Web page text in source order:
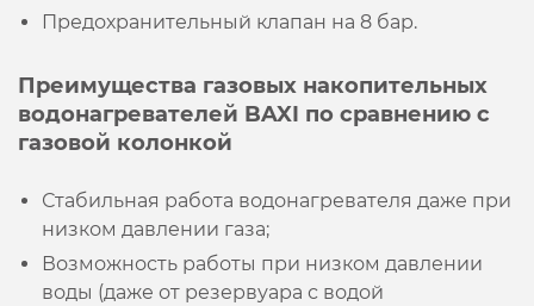
Предохранительный клапан на 8 бар.
Преимущества газовых накопительных
водонагревателей BAXI по сравнению с
газовой колонкой
Стабильная работа водонагревателя даже при
низком давлении газа;
Возможность работы при низком давлении
воды (даже от резервуара с водой